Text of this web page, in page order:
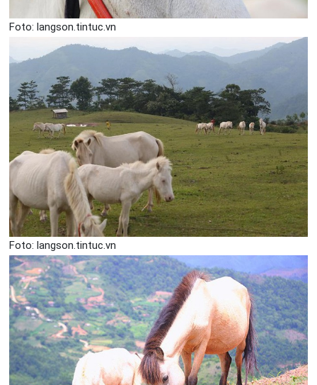
Foto: langson.tintuc.vn
Foto: langson.tintuc.vn